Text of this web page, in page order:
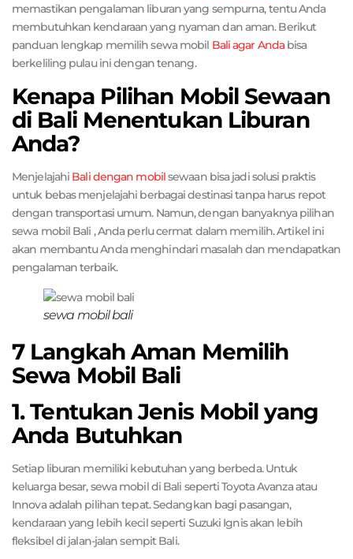
memastikan pengalaman liburan yang sempurna, tentu Anda
membutuhkan kendaraan yang nyaman dan aman. Berikut
panduan lengkap memilih sewa mobil Bali agar Andabisa
berkeliling pulau ini dengan tenang.
Kenapa Pilihan Mobil Sewaan
di Bali Menentukan Liburan
Anda?
Menjelajahi Bali dengan mobilsewaan bisa jadi solusi praktis
untuk bebas menjelajahi berbagai destinasi tanpa harus repot
dengan transportasi umum. Namun, dengan banyaknya pilihan
sewa mobil Bali , Anda perlu cermat dalam memilih. Artikel ini
akan membantu Anda menghindari masalah dan mendapatkan
pengalaman terbaik.
sewa mobil bali
7 Langkah Aman Memilih
Sewa Mobil Bali
1. Tentukan Jenis Mobil yang
Anda Butuhkan
Setiap liburan memiliki kebutuhan yang berbeda. Untuk
keluarga besar, sewa mobil di Bali seperti Toyota Avanza atau
Innova adalah pilihan tepat. Sedangkan bagi pasangan,
kendaraan yang lebih kecil seperti Suzuki Ignis akan lebih
fleksibel di jalan-jalan sempit Bali.